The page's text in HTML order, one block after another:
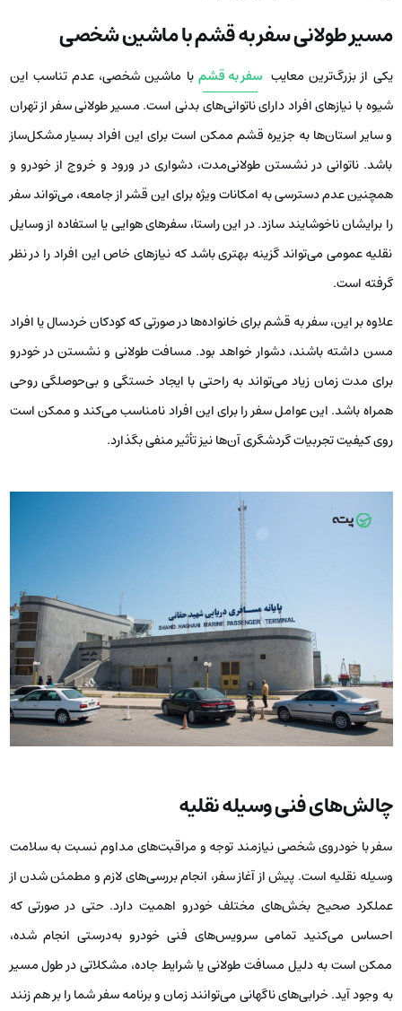
مسیر طولانی سفر به قشم با ماشین شخصی
یکی از بزرگ‌ترین معایب سفر به قشم با ماشین شخصی، عدم تناسب این
شیوه با نیازهای افراد دارای ناتوانی‌های بدنی است. مسیر طولانی سفر از تهران
و سایر استان‌ها به جزیره قشم ممکن است برای این افراد بسیار مشکل‌ساز
باشد. ناتوانی در نشستن طولانی‌مدت، دشواری در ورود و خروج از خودرو و
همچنین عدم دسترسی به امکانات ویژه برای این قشر از جامعه، می‌تواند سفر
را برایشان ناخوشایند سازد. در این راستا، سفرهای هوایی یا استفاده از وسایل
نقلیه عمومی می‌تواند گزینه‌ بهتری باشد که نیازهای خاص این افراد را در نظر
گرفته است.
علاوه بر این، سفر به قشم برای خانواده‌ها در صورتی که کودکان خردسال یا افراد
مسن داشته باشند، دشوار خواهد بود. مسافت طولانی و نشستن در خودرو
برای مدت زمان زیاد می‌تواند به راحتی با ایجاد خستگی و بی‌حوصلگی روحی
همراه باشد. این عوامل سفر را برای این افراد نامناسب می‌کند و ممکن است
روی کیفیت تجربیات گردشگری آن‌ها نیز تأثیر منفی بگذارد.
چالش‌های فنی وسیله نقلیه
سفر با خودروی شخصی نیازمند توجه و مراقبت‌های مداوم نسبت به سلامت
وسیله نقلیه است. پیش از آغاز سفر، انجام بررسی‌های لازم و مطمئن شدن از
عملکرد صحیح بخش‌های مختلف خودرو اهمیت دارد. حتی در صورتی که
احساس می‌کنید تمامی سرویس‌های فنی خودرو به‌درستی انجام شده،
ممکن است به دلیل مسافت طولانی یا شرایط جاده، مشکلاتی در طول مسیر
به وجود آید. خرابی‌های ناگهانی می‌توانند زمان و برنامه سفر شما را بر هم زنند